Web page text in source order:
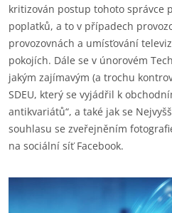
kritizován postup tohoto správce
poplatků, a to v případech
provozovnách a umísťování
pokojích. Dále se v únorovém
jakým zajímavým (a trochu
SDEU, který se vyjádřil k
antikvariátů“, a také jak se
souhlasu se zveřejněním
na sociální síť Facebook.